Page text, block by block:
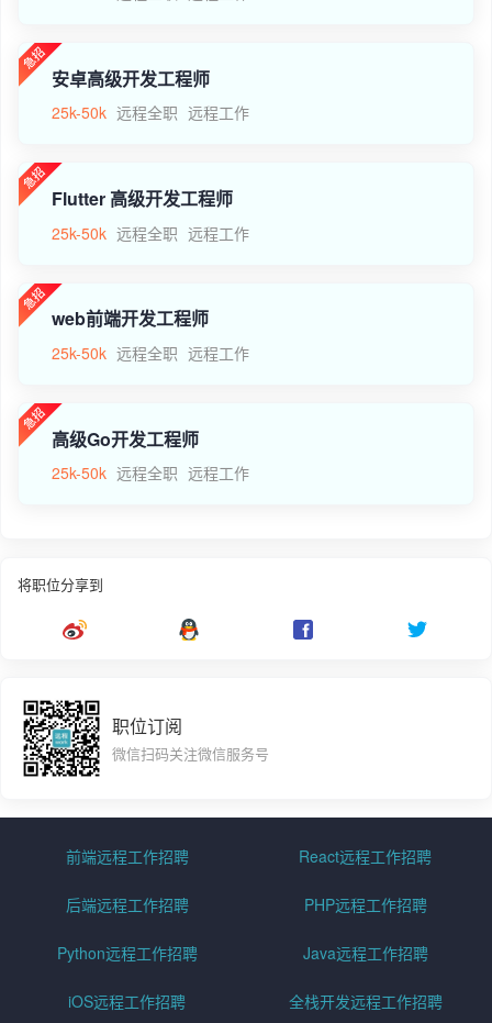
安卓高级开发工程师
25k-50k 远程全职 远程工作
Flutter 高级开发工程师
25k-50k 远程全职 远程工作
web前端开发工程师
25k-50k 远程全职 远程工作
高级Go开发工程师
25k-50k 远程全职 远程工作
将职位分享到
职位订阅
微信扫码关注微信服务号
前端远程工作招聘 React远程工作招聘
后端远程工作招聘 PHP远程工作招聘
Python远程工作招聘 Java远程工作招聘
iOS远程工作招聘 全栈开发远程工作招聘